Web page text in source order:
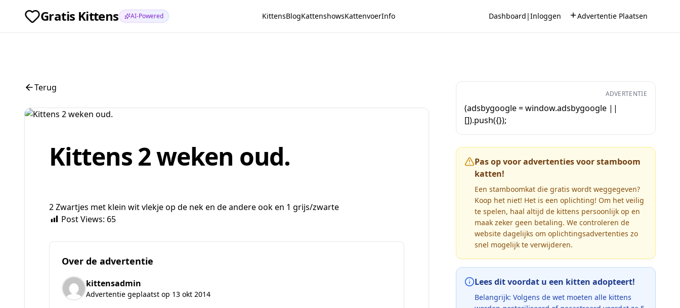
Gratis Kittens AI-Powered KittensBlogKattenshowsKattenvoerInfo Dashboard |Inloggen Advertentie Plaatsen
Terug
Kittens 2 weken oud.
2 Zwartjes met klein wit vlekje op de nek en de andere ook en 1 grijs/zwarte
Post Views: 65
Over de advertentie
kittensadmin
Advertentie geplaatst op 13 okt 2014
ADVERTENTIE
(adsbygoogle = window.adsbygoogle ||
[]).push({});
Pas op voor advertenties voor stamboom
katten!
Een stamboomkat die gratis wordt weggegeven?
Koop het niet! Het is een oplichting! Om het veilig
te spelen, haal altijd de kittens persoonlijk op en
maak zeker geen betaling. We controleren de
website dagelijks om oplichtingsadvertenties zo
snel mogelijk te verwijderen.
Lees dit voordat u een kitten adopteert!
Belangrijk: Volgens de wet moeten alle kittens